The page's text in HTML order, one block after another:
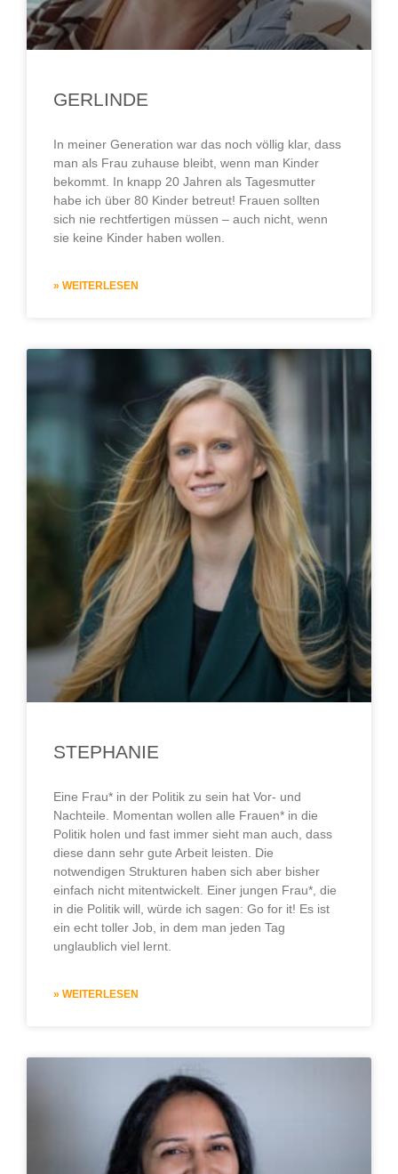
GERLINDE
In meiner Generation war das noch völlig klar, dass
man als Frau zuhause bleibt, wenn man Kinder
bekommt. In knapp 20 Jahren als Tagesmutter
habe ich über 80 Kinder betreut! Frauen sollten
sich nie rechtfertigen müssen – auch nicht, wenn
sie keine Kinder haben wollen.
» WEITERLESEN
STEPHANIE
Eine Frau* in der Politik zu sein hat Vor- und
Nachteile. Momentan wollen alle Frauen* in die
Politik holen und fast immer sieht man auch, dass
diese dann sehr gute Arbeit leisten. Die
notwendigen Strukturen haben sich aber bisher
einfach nicht mitentwickelt. Einer jungen Frau*, die
in die Politik will, würde ich sagen: Go for it! Es ist
ein echt toller Job, in dem man jeden Tag
unglaublich viel lernt.
» WEITERLESEN